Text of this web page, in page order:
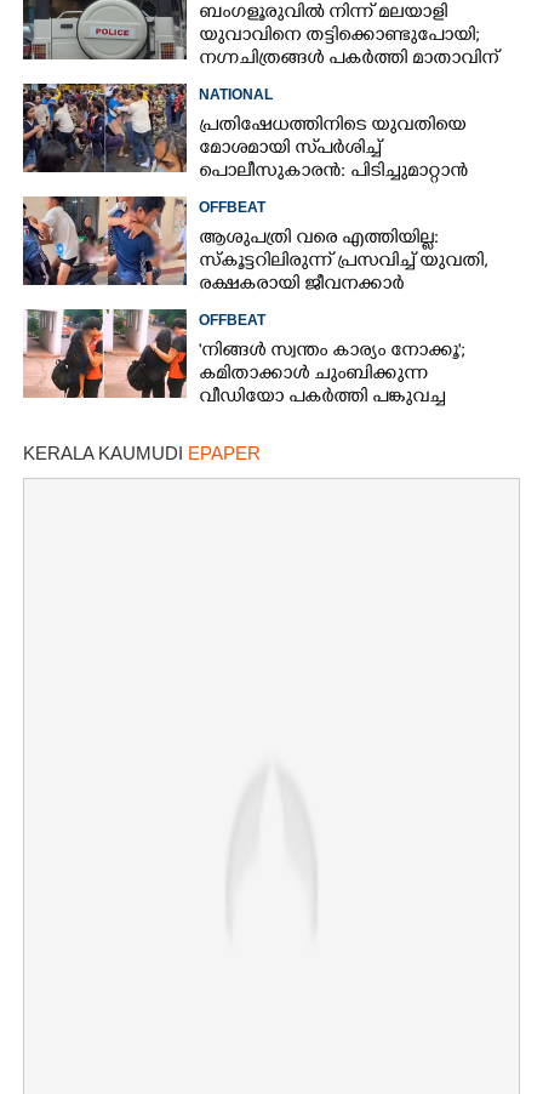
ബംഗളൂരുവിൽ നിന്ന് മലയാളി
യുവാവിനെ തട്ടിക്കൊണ്ടുപോയി;
നഗ്നചിത്രങ്ങൾ പകർത്തി മാതാവിന്
NATIONAL
പ്രതിഷേധത്തിനിടെ യുവതിയെ
മോശമായി സ്‌പർശിച്ച്
പൊലീസുകാരൻ: പിടിച്ചുമാറ്റാൻ
OFFBEAT
ആശുപത്രി വരെ എത്തിയില്ല:
സ്കൂട്ടറിലിരുന്ന് പ്രസവിച്ച് യുവതി,
രക്ഷകരായി ജീവനക്കാർ
OFFBEAT
'നിങ്ങൾ സ്വന്തം കാര്യം നോക്കൂ';
കമിതാക്കാൾ ചുംബിക്കുന്ന
വീഡിയോ പകർത്തി പങ്കുവച്ച
KERALA KAUMUDI EPAPER